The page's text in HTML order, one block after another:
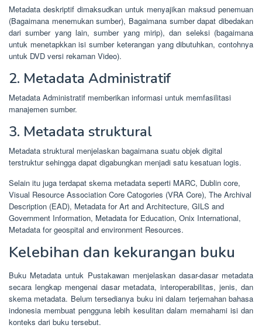
Metadata deskriptif dimaksudkan untuk menyajikan maksud penemuan
(Bagaimana menemukan sumber), Bagaimana sumber dapat dibedakan
dari sumber yang lain, sumber yang mirip), dan seleksi (bagaimana
untuk menetapkkan isi sumber keterangan yang dibutuhkan, contohnya
untuk DVD versi rekaman Video).
2. Metadata Administratif
Metadata Administratif memberikan informasi untuk memfasilitasi
manajemen sumber.
3. Metadata struktural
Metadata struktural menjelaskan bagaimana suatu objek digital
terstruktur sehingga dapat digabungkan menjadi satu kesatuan logis.
Selain itu juga terdapat skema metadata seperti MARC, Dublin core,
Visual Resource Association Core Catogories (VRA Core), The Archival
Description (EAD), Metadata for Art and Architecture, GILS and
Government Information, Metadata for Education, Onix International,
Metadata for geospital and environment Resources.
Kelebihan dan kekurangan buku
Buku Metadata untuk Pustakawan menjelaskan dasar-dasar metadata
secara lengkap mengenai dasar metadata, interoperabilitas, jenis, dan
skema metadata. Belum tersedianya buku ini dalam terjemahan bahasa
indonesia membuat pengguna lebih kesulitan dalam memahami isi dan
konteks dari buku tersebut.